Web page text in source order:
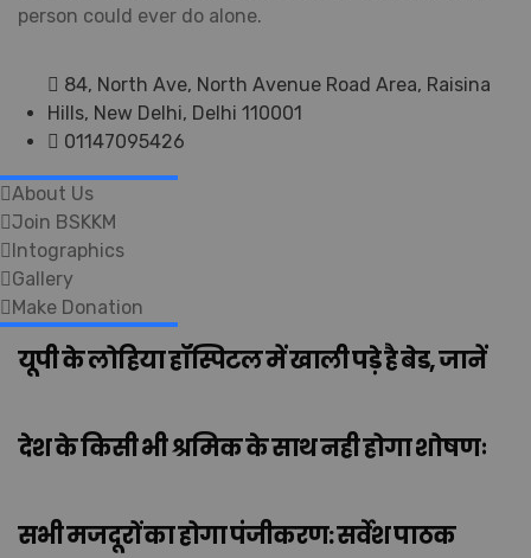
person could ever do alone.
84, North Ave, North Avenue Road Area, Raisina
Hills, New Delhi, Delhi 110001
01147095426
About Us
Join BSKKM
Intographics
Gallery
Make Donation
यूपी के लोहिया हॉस्पिटल में खाली पड़े है बेड, जानें
देश के किसी भी श्रमिक के साथ नही होगा शोषणः
सभी मजदूरों का होगा पंजीकरण: सर्वेश पाठक